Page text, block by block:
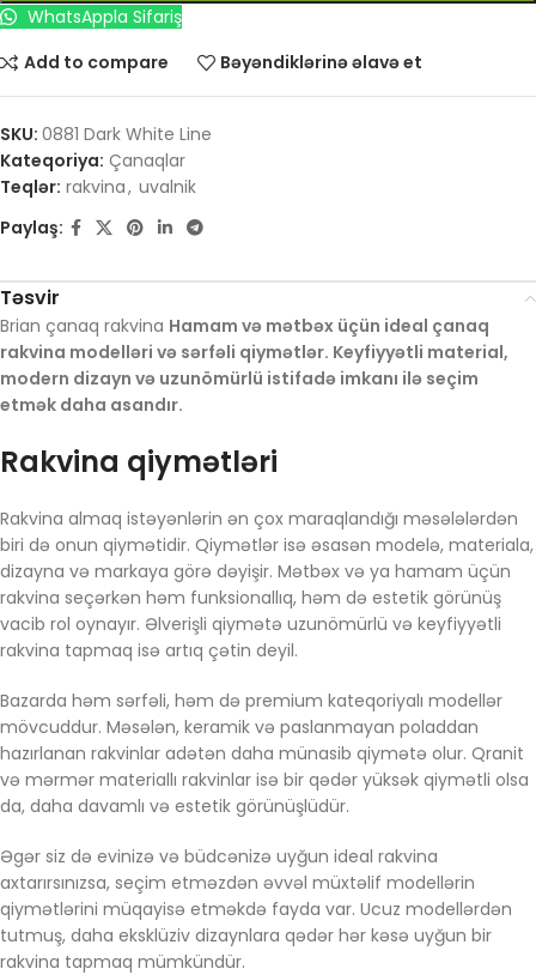
WhatsAppla Sifariş
Add to compare
Bəyəndiklərinə əlavə et
SKU: 0881 Dark White Line
Kateqoriya: Çanaqlar
Teqlər: rakvina, uvalnik
Paylaş:
Təsvir
Brian çanaq rakvina Hamam və mətbəx üçün ideal çanaq
rakvina modelləri və sərfəli qiymətlər. Keyfiyyətli material,
modern dizayn və uzunömürlü istifadə imkanı ilə seçim
etmək daha asandır.
Rakvina qiymətləri
Rakvina almaq istəyənlərin ən çox maraqlandığı məsələlərdən
biri də onun qiymətidir. Qiymətlər isə əsasən modelə, materiala,
dizayna və markaya görə dəyişir. Mətbəx və ya hamam üçün
rakvina seçərkən həm funksionallıq, həm də estetik görünüş
vacib rol oynayır. Əlverişli qiymətə uzunömürlü və keyfiyyətli
rakvina tapmaq isə artıq çətin deyil.
Bazarda həm sərfəli, həm də premium kateqoriyalı modellər
mövcuddur. Məsələn, keramik və paslanmayan poladdan
hazırlanan rakvinlar adətən daha münasib qiymətə olur. Qranit
və mərmər materiallı rakvinlar isə bir qədər yüksək qiymətli olsa
da, daha davamlı və estetik görünüşlüdür.
Əgər siz də evinizə və büdcənizə uyğun ideal rakvina
axtarırsınızsa, seçim etməzdən əvvəl müxtəlif modellərin
qiymətlərini müqayisə etməkdə fayda var. Ucuz modellərdən
tutmuş, daha eksklüziv dizaynlara qədər hər kəsə uyğun bir
rakvina tapmaq mümkündür.